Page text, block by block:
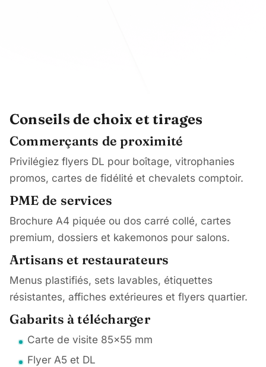
Conseils de choix et tirages
Commerçants de proximité
Privilégiez flyers DL pour boîtage, vitrophanies
promos, cartes de fidélité et chevalets comptoir.
PME de services
Brochure A4 piquée ou dos carré collé, cartes
premium, dossiers et kakemonos pour salons.
Artisans et restaurateurs
Menus plastifiés, sets lavables, étiquettes
résistantes, affiches extérieures et flyers quartier.
Gabarits à télécharger
Carte de visite 85×55 mm
Flyer A5 et DL